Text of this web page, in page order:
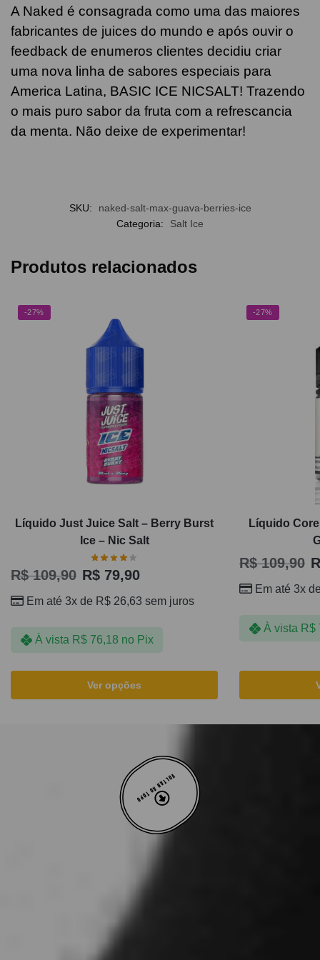
A Naked é consagrada como uma das maiores
fabricantes de juices do mundo e após ouvir o
feedback de enumeros clientes decidiu criar
uma nova linha de sabores especiais para
America Latina, BASIC ICE NICSALT! Trazendo
o mais puro sabor da fruta com a refrescancia
da menta. Não deixe de experimentar!
SKU:
naked-salt-max-guava-berries-ice
Categoria:
Salt Ice
Produtos relacionados
-27%
Líquido Just Juice Salt – Berry Burst
Ice – Nic Salt
R$109,90 R$ 79,90
Em até 3x de R$ 26,63 sem juros
À vista R$76,18 no Pix
Ver opções
-27%
Líquido
R$109,90
Em até 3x
À vista R$
VOLTAR AO TOPO